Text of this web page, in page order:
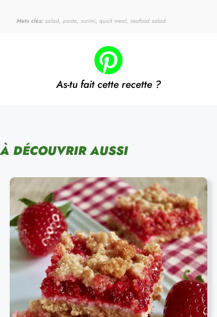
Mots clés: salad, pasta, surimi, quick meal, seafood salad
As-tu fait cette recette ?
À DÉCOUVRIR AUSSI